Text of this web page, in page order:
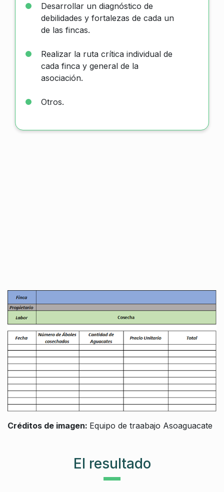
Desarrollar un diagnóstico de
debilidades y fortalezas de cada un
de las fincas.
Realizar la ruta crítica individual de
cada finca y general de la
asociación.
Otros.
Créditos de imagen: Equipo de traabajo Asoaguacate
El resultado